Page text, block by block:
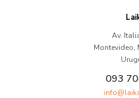
Av.
Montevideo,
093